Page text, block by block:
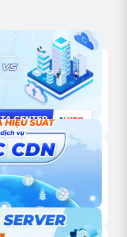
DỮ LIỆU: ĐÂU LÀ LỰA
PHÁP TĂNG TỐC WEBSITE
DÙNG TOÀN CẦU